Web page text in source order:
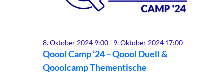
Qoool Camp ’24 – Qoool Duell &
Qooolcamp Thementische
8. Oktober 2024 9:00- 9. Oktober 2024 17:00